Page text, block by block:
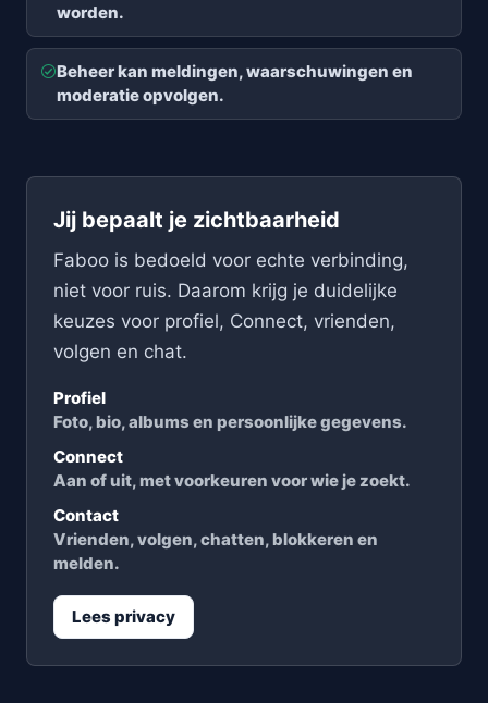
worden.
Beheer kan meldingen, waarschuwingen en
moderatie opvolgen.
Jij bepaalt je zichtbaarheid
Faboo is bedoeld voor echte verbinding,
niet voor ruis. Daarom krijg je duidelijke
keuzes voor profiel, Connect, vrienden,
volgen en chat.
Profiel
Foto, bio, albums en persoonlijke gegevens.
Connect
Aan of uit, met voorkeuren voor wie je zoekt.
Contact
Vrienden, volgen, chatten, blokkeren en
melden.
Lees privacy